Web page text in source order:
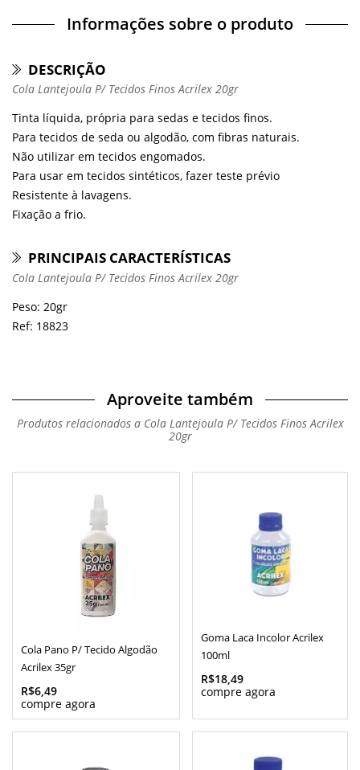
Informações sobre o produto
DESCRIÇÃO
Cola Lantejoula P/ Tecidos Finos Acrilex 20gr
Tinta líquida, própria para sedas e tecidos finos.
Para tecidos de seda ou algodão, com fibras naturais.
Não utilizar em tecidos engomados.
Para usar em tecidos sintéticos, fazer teste prévio
Resistente à lavagens.
Fixação a frio.
PRINCIPAIS CARACTERÍSTICAS
Cola Lantejoula P/ Tecidos Finos Acrilex 20gr
Peso: 20gr
Ref: 18823
Aproveite também
Produtos relacionados a Cola Lantejoula P/ Tecidos Finos Acrilex
20gr
Cola Pano P/ Tecido Algodão
Acrilex 35gr
R$6,49
Goma Laca Incolor Acrilex
100ml
R$18,49